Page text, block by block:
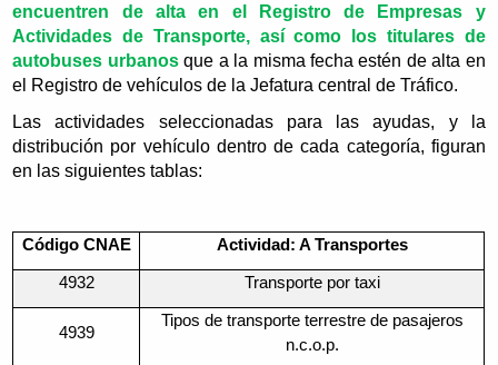
encuentren de alta en el Registro de Empresas y
Actividades de Transporte, así como los titulares de
autobuses urbanosque a la misma fecha estén de alta en
el Registro de vehículos de la Jefatura central de Tráfico.
Las actividades seleccionadas para las ayudas, y la
distribución por vehículo dentro de cada categoría, figuran
en las siguientes tablas:
Código CNAE Actividad: A Transportes
4932 Transporte por taxi
4939
Tipos de transporte terrestre de pasajeros
n.c.o.p.